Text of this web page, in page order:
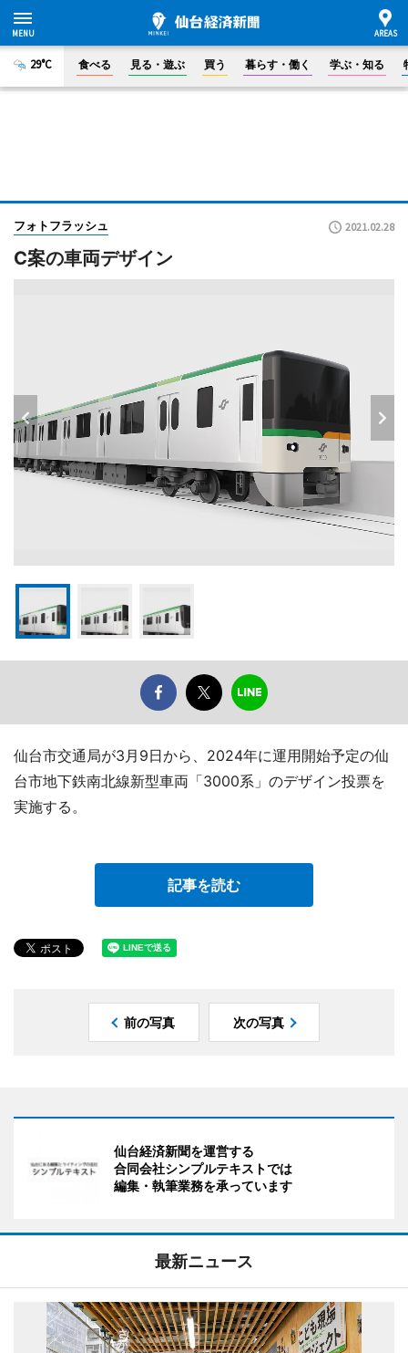
29°C 食べる 見る・遊ぶ 買う 暮らす・働く 学ぶ・知る
フォトフラッシュ 2021.02.28
C案の車両デザイン
仙台市交通局が3月9日から、2024年に運用開始予定の仙
台市地下鉄南北線新型車両「3000系」のデザイン投票を
実施する。
記事を読む
前の写真 次の写真
仙台経済新聞を運営する
合同会社シンプルテキストでは
編集・執筆業務を承っています
最新ニュース